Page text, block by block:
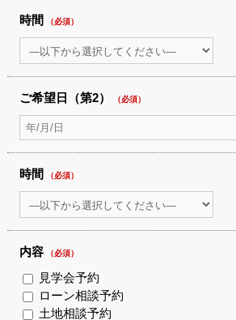
時間 （必須）
ご希望日（第2） （必須）
時間 （必須）
内容（必須）
見学会予約
ローン相談予約
土地相談予約